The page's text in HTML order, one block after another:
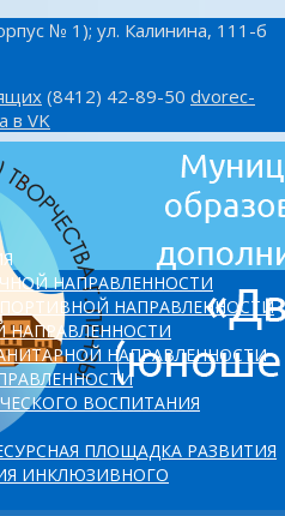
№ 1); ул. Калинина, 111-б
(8412) 42-89-50 dvorec-
в VK
НАПРАВЛЕННОСТИ
НАПРАВЛЕННОСТИ
НАПРАВЛЕННОСТИ
НАПРАВЛЕННОСТИ
ВОСПИТАНИЯ
ПЛОЩАДКА РАЗВИТИЯ
ИНКЛЮЗИВНОГО